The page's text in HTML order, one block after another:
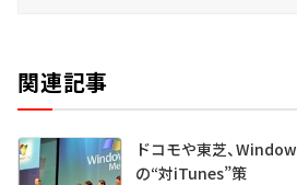
関連記事
ドコモや東芝、
の“対iTunes”策